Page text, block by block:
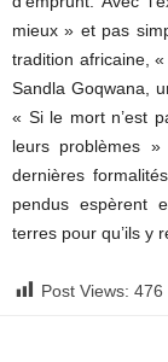
mieux » et pas
tradition africaine,
Sandla Goqwana,
« Si le mort n’est
leurs problèmes
dernières
pendus espèrent
terres pour qu’ils y
Post Views: 476